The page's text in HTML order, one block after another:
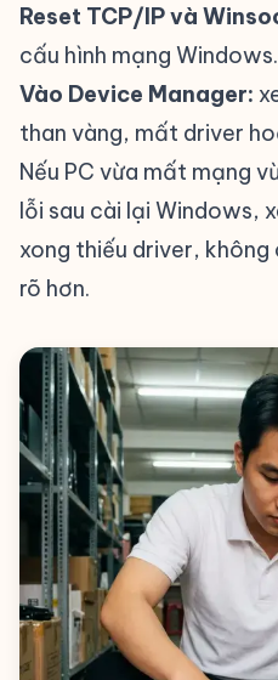
Reset TCP/IP và
cấu hình mạng Windows.
Vào Device Manager:
than vàng, mất driver
Nếu PC vừa mất mạng
lỗi sau cài lại Windows,
xong thiếu driver,
rõ hơn.